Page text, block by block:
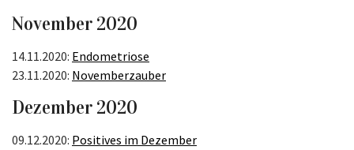
November 2020
14.11.2020: Endometriose
23.11.2020: Novemberzauber
Dezember 2020
09.12.2020: Positives im Dezember